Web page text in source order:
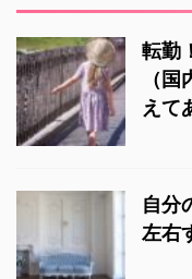
転勤
（
えて
自分
左右